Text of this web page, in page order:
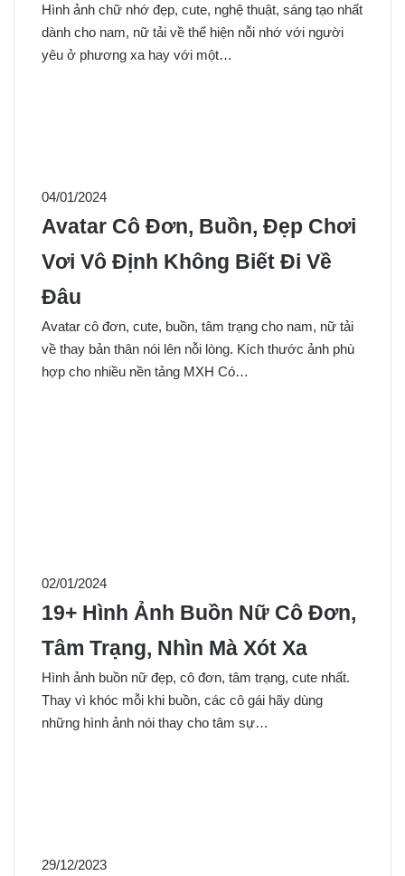
Hình ảnh chữ nhớ đẹp, cute, nghệ thuật, sáng tạo nhất
dành cho nam, nữ tải về thể hiện nỗi nhớ với người
yêu ở phương xa hay với một…
04/01/2024
Avatar Cô Đơn, Buồn, Đẹp Chơi
Vơi Vô Định Không Biết Đi Về
Đâu
Avatar cô đơn, cute, buồn, tâm trạng cho nam, nữ tải
về thay bản thân nói lên nỗi lòng. Kích thước ảnh phù
hợp cho nhiều nền tảng MXH Có…
02/01/2024
19+ Hình Ảnh Buồn Nữ Cô Đơn,
Tâm Trạng, Nhìn Mà Xót Xa
Hình ảnh buồn nữ đẹp, cô đơn, tâm trạng, cute nhất.
Thay vì khóc mỗi khi buồn, các cô gái hãy dùng
những hình ảnh nói thay cho tâm sự…
29/12/2023